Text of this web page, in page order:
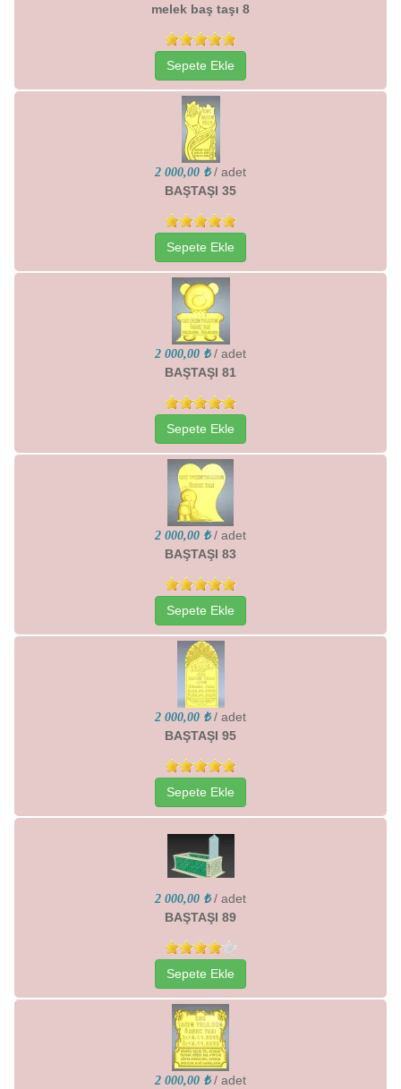
melek baş taşı 8
Sepete Ekle
2 000,00 ₺ / adet
BAŞTAŞI 35
Sepete Ekle
2 000,00 ₺ / adet
BAŞTAŞI 81
Sepete Ekle
2 000,00 ₺ / adet
BAŞTAŞI 83
Sepete Ekle
2 000,00 ₺ / adet
BAŞTAŞI 95
Sepete Ekle
2 000,00 ₺ / adet
BAŞTAŞI 89
Sepete Ekle
2 000,00 ₺ / adet